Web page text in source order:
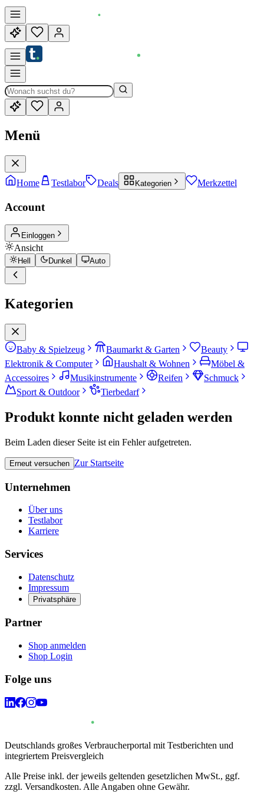
Menü
Home Testlabor Deals Kategorien Merkzettel
Account
Einloggen
Ansicht
Hell Dunkel Auto
Kategorien
Baby & Spielzeug Baumarkt & Garten
Beauty
Elektronik & Computer
Haushalt & Wohnen
Möbel &
Accessoires
Musikinstrumente Reifen
Schmuck
Sport & Outdoor
Tierbedarf
Produkt konnte nicht geladen werden
Beim Laden dieser Seite ist ein Fehler aufgetreten.
Erneut versuchen Zur Startseite
Unternehmen
Über uns
Testlabor
Karriere
Services
Datenschutz
Impressum
Privatsphäre
Partner
Shop anmelden
Shop Login
Folge uns
Deutschlands großes Verbraucherportal mit Testberichten und
integriertem Preisvergleich
Alle Preise inkl. der jeweils geltenden gesetzlichen MwSt., ggf.
zzgl. Versandkosten. Alle Angaben ohne Gewähr.